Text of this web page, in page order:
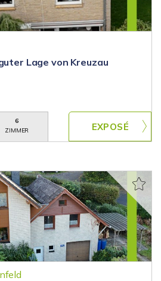
Lage von Kreuzau
6
ZIMMER